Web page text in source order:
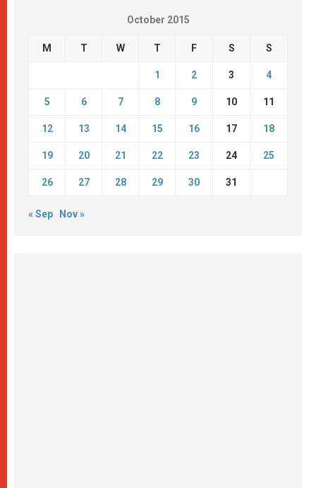
October 2015
M T W T F S S
1 2 3 4
5 6 7 8 9 10 11
12 13 14 15 16 17 18
19 20 21 22 23 24 25
26 27 28 29 30 31
« Sep Nov »